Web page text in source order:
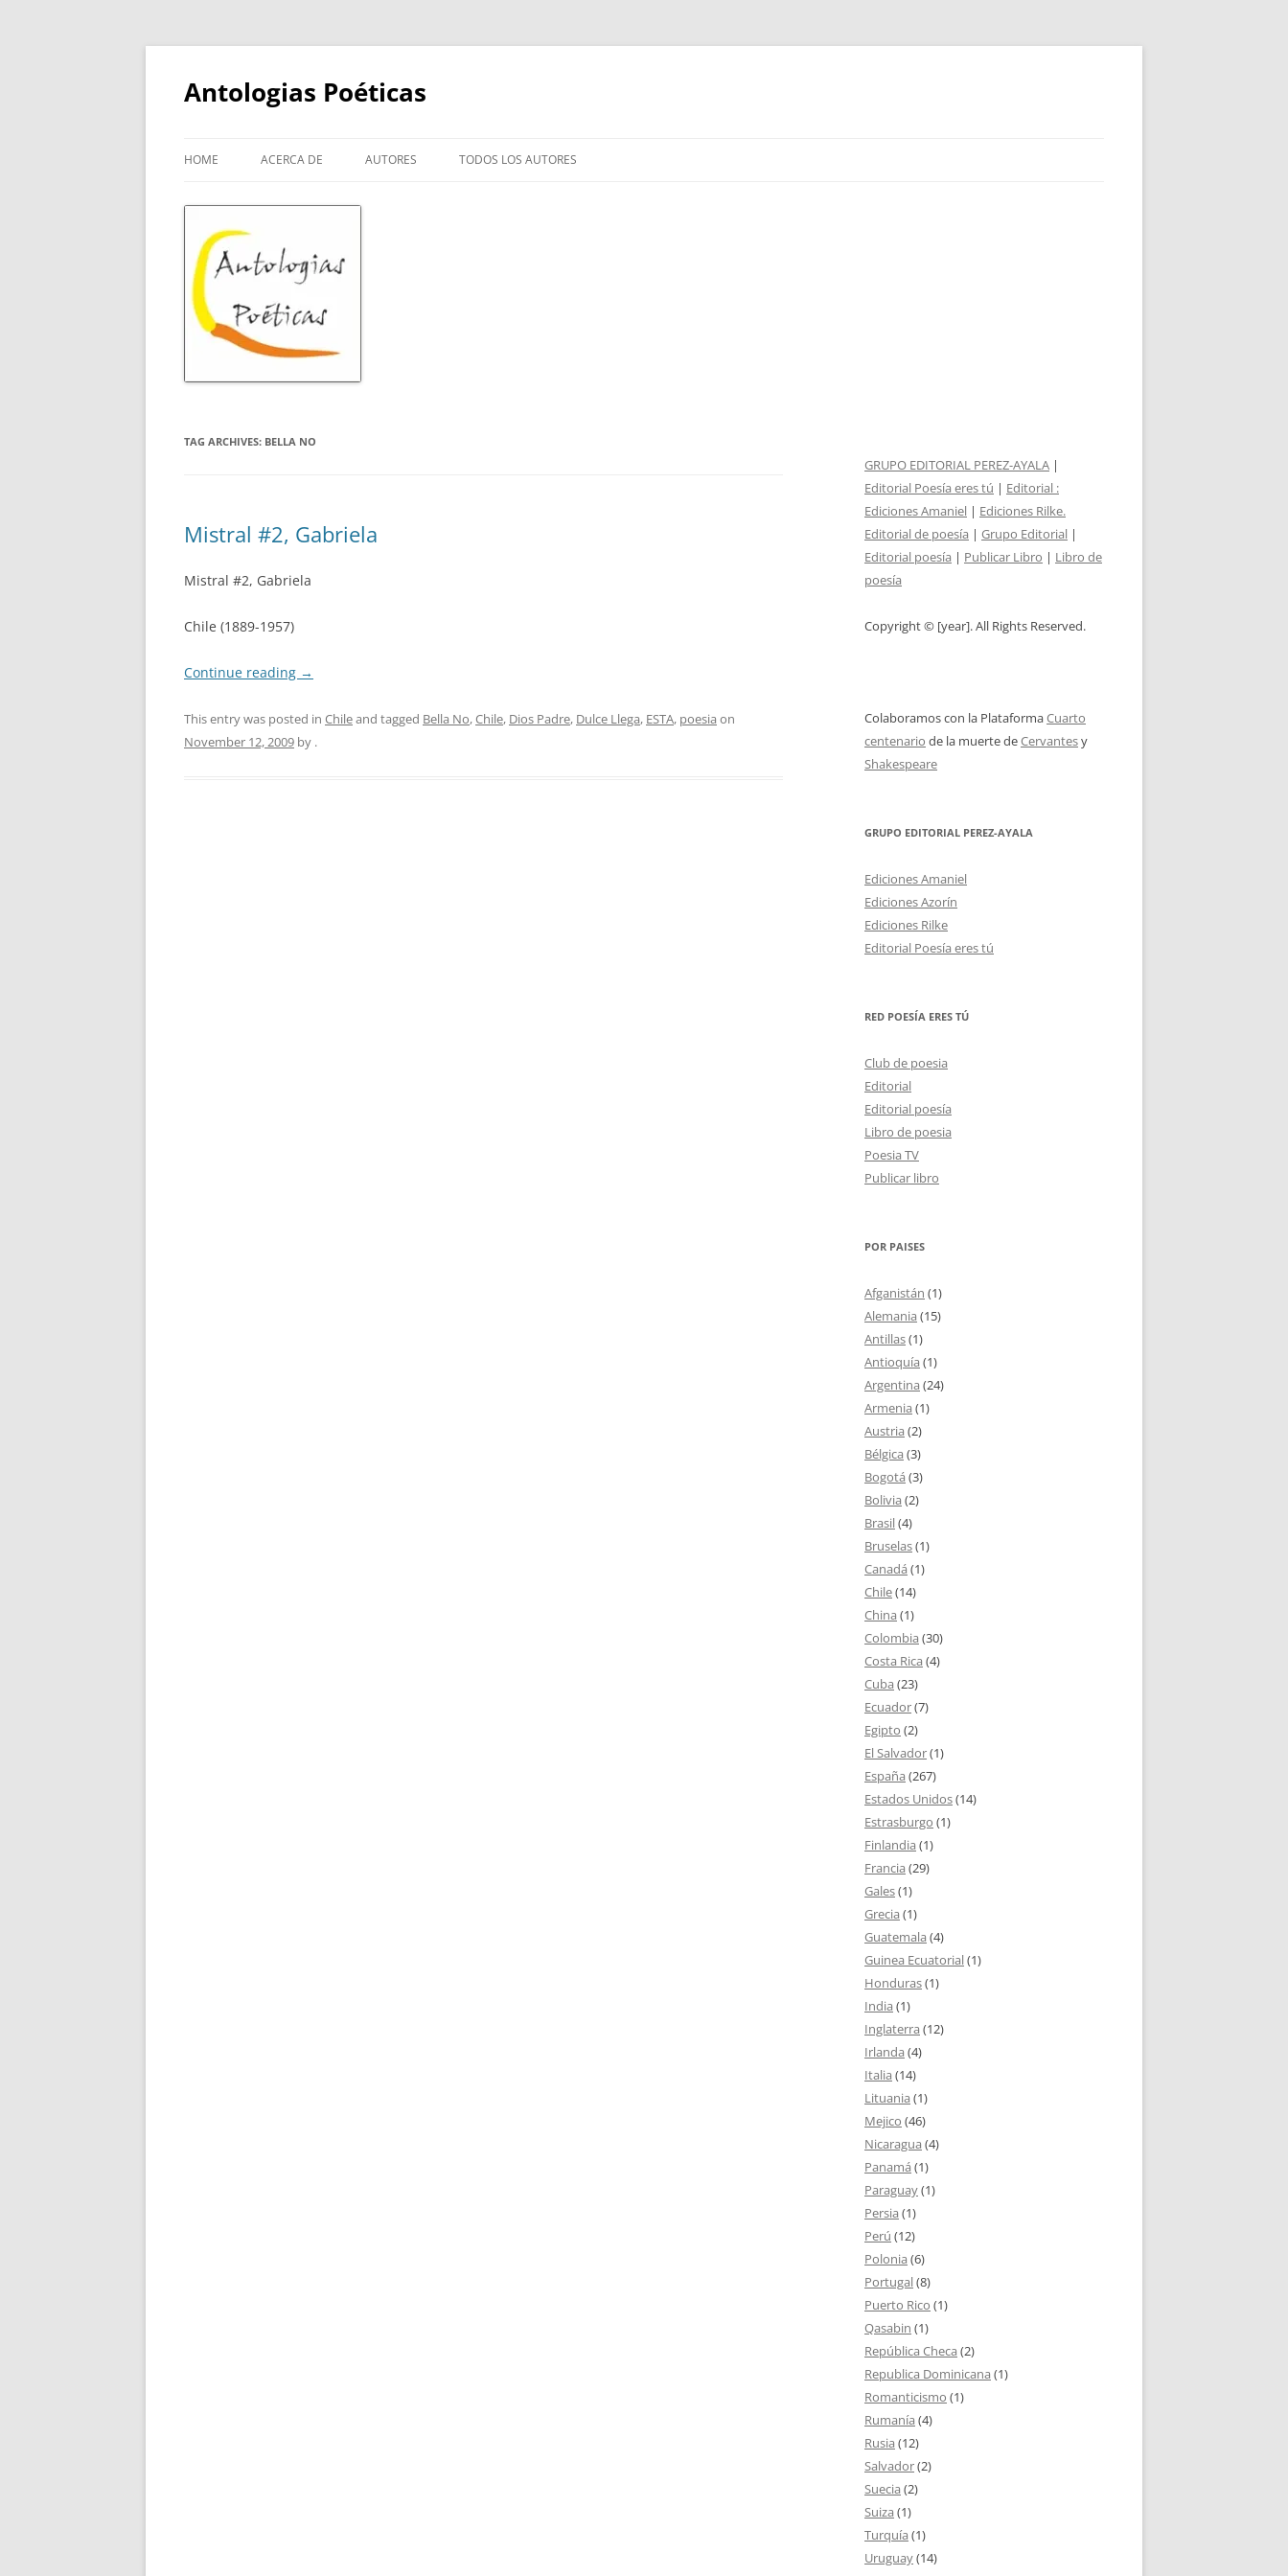
Skip
Antologias Poéticas
HOME ACERCA DE AUTORES TODOS LOS AUTORES
TAG ARCHIVES: BELLA NO
Mistral #2, Gabriela
Mistral #2, Gabriela
Chile (1889-1957)
Continue reading →
This entry was posted in Chileand tagged Bella No,Chile, Dios Padre, Dulce Llega, ESTA, poesia on
November 12, 2009 by .
GRUPO EDITORIAL PEREZ-AYALA |
Editorial Poesía eres tú | Editorial :
Ediciones Amaniel | Ediciones Rilke.
Editorial de poesía | Grupo Editorial |
Editorial poesía | Publicar Libro | Libro de
poesía
Copyright © [year]. All Rights Reserved.
Colaboramos con la PlataformaCuarto
centenario de la muerte deCervantesy
Shakespeare
GRUPO EDITORIAL PEREZ-AYALA
Ediciones Amaniel
Ediciones Azorín
Ediciones Rilke
Editorial Poesía eres tú
RED POESÍA ERES TÚ
Club de poesia
Editorial
Editorial poesía
Libro de poesia
Poesia TV
Publicar libro
POR PAISES
Afganistán (1)
Alemania (15)
Antillas(1)
Antioquía (1)
Argentina (24)
Armenia (1)
Austria (2)
Bélgica (3)
Bogotá (3)
Bolivia (2)
Brasil(4)
Bruselas(1)
Canadá (1)
Chile(14)
China (1)
Colombia (30)
Costa Rica (4)
Cuba (23)
Ecuador(7)
Egipto (2)
El Salvador(1)
España (267)
Estados Unidos(14)
Estrasburgo (1)
Finlandia (1)
Francia (29)
Gales(1)
Grecia (1)
Guatemala (4)
Guinea Ecuatorial(1)
Honduras(1)
India (1)
Inglaterra (12)
Irlanda (4)
Italia (14)
Lituania (1)
Mejico (46)
Nicaragua (4)
Panamá (1)
Paraguay(1)
Persia (1)
Perú (12)
Polonia (6)
Portugal(8)
Puerto Rico (1)
Qasabin (1)
República Checa (2)
Republica Dominicana (1)
Romanticismo (1)
Rumanía (4)
Rusia (12)
Salvador(2)
Suecia (2)
Suiza (1)
Turquía (1)
Uruguay(14)